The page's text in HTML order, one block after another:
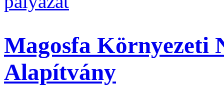
Magosfa Környezeti
Alapítvány